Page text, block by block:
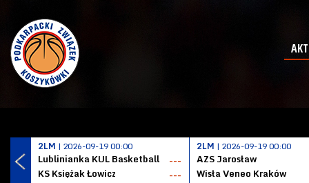
2LM | 2026-09-19 00:00
Lublinianka KUL Basketball
---
KS Księżak Łowicz
---
2LM | 2026-09-19 00:00
AZS Jarosław
Wisła Veneo Kraków